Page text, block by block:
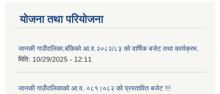
योजना तथा परियोजना
जानकी गाउँपालिका,बाँकेको आ.व.२०८२/८३ को वार्षिक बजेट तथा कार्यक्रम.
मिति: 10/29/2025 - 12:11
जानकी गाउँपालिकाको आ.व. ०८१।०८२ को प्रस्तावित बजेट !!!